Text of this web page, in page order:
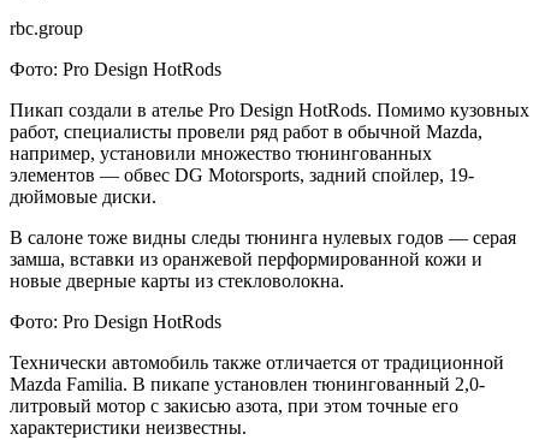
rbc.group
Фото: Pro Design HotRods
Пикап создали в ателье Pro Design HotRods. Помимо кузовных
работ, специалисты провели ряд работ в обычной Mazda,
например, установили множество тюнингованных
элементов — обвес DG Motorsports, задний спойлер, 19-
дюймовые диски.
В салоне тоже видны следы тюнинга нулевых годов — серая
замша, вставки из оранжевой перформированной кожи и
новые дверные карты из стекловолокна.
Фото: Pro Design HotRods
Технически автомобиль также отличается от традиционной
Mazda Familia. В пикапе установлен тюнингованный 2,0-
литровый мотор с закисью азота, при этом точные его
характеристики неизвестны.